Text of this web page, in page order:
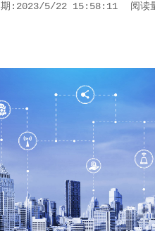
期:2023/5/22 15:58:11 阅读